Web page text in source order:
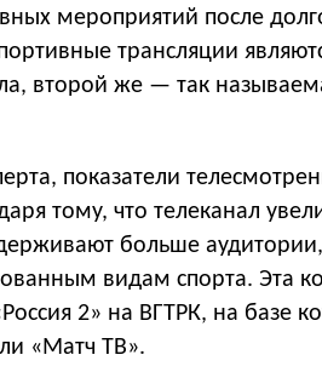
мероприятий после
трансляции
второй же — так
показатели
тому, что телеканал
больше
видам спорта. Эта
2» на ВГТРК, на базе
«Матч ТВ».